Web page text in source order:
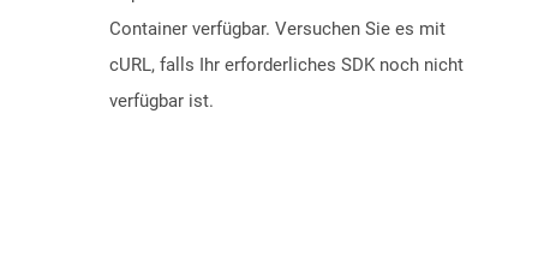
Container verfügbar. Versuchen Sie es mit
cURL, falls Ihr erforderliches SDK noch nicht
verfügbar ist.